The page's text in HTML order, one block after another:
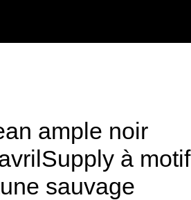
ample noir
à motif
sauvage